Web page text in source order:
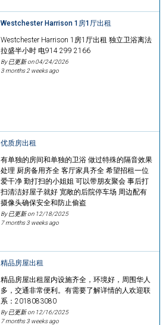
Westchester Harrison 1房1厅出租
Westchester Harrison 1房1厅出租 独立卫浴离法
拉盛半小时 电914 299 2166
By 已更新 on04/24/2026
3 months 2 weeks ago
优质房出租
有单独的房间和单独的卫浴 做过特殊的隔音效果
处理 厨房备用齐全 客厅家具齐全 希望招租一位
爱干净 勤打扫的小姐姐 可以带朋友聚会 事后打
扫清洁好屋子就好 宽敞的后院停车场 周边配有
摄像头确保安全和防止偷盗
By 已更新 on 12/18/2025
7 months 3 weeks ago
精品房屋出租
精品房屋出租屋内设施齐全，环境好，周围华人
多，交通非常便利。有需要了解详情的人欢迎联
系：2018083080
By 已更新 on 12/16/2025
7 months 3 weeks ago